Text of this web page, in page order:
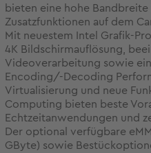
bieten eine hohe
Zusatzfunktionen auf dem
Mit neuestem Intel Grafik-
4K Bildschirmauflösung,
Videoverarbeitung sowie
Encoding/-Decoding
Virtualisierung und neue
Computing bieten beste
Echtzeitanwendungen und
Der optional verfügbare
GByte) sowie